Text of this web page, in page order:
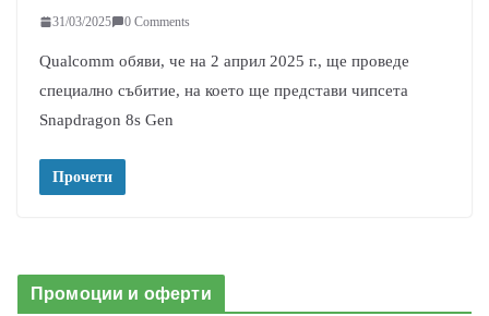
31/03/2025 0 Comments
Qualcomm обяви, че на 2 април 2025 г., ще проведе
специално събитие, на което ще представи чипсета
Snapdragon 8s Gen
Прочети
Промоции и оферти